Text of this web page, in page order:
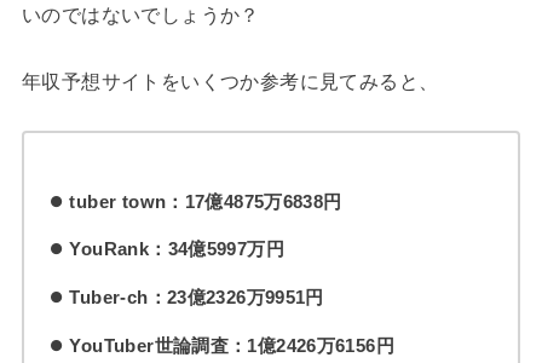
いのではないでしょうか？
年収予想サイトをいくつか参考に見てみると、
tuber town：17億4875万6838円
YouRank：34億5997万円
Tuber-ch：23億2326万9951円
YouTuber世論調査：1億2426万6156円